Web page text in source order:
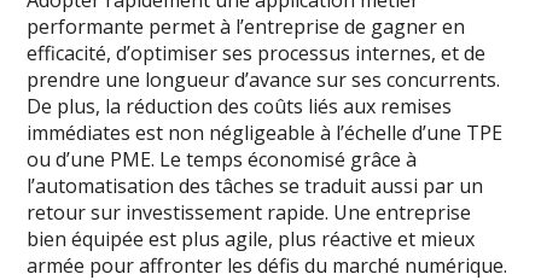
performante permet à l’entreprise de gagner en
efficacité, d’optimiser ses processus internes, et de
prendre une longueur d’avance sur ses concurrents.
De plus, la réduction des coûts liés aux remises
immédiates est non négligeable à l’échelle d’une TPE
ou d’une PME. Le temps économisé grâce à
l’automatisation des tâches se traduit aussi par un
retour sur investissement rapide. Une entreprise
bien équipée est plus agile, plus réactive et mieux
armée pour affronter les défis du marché numérique.